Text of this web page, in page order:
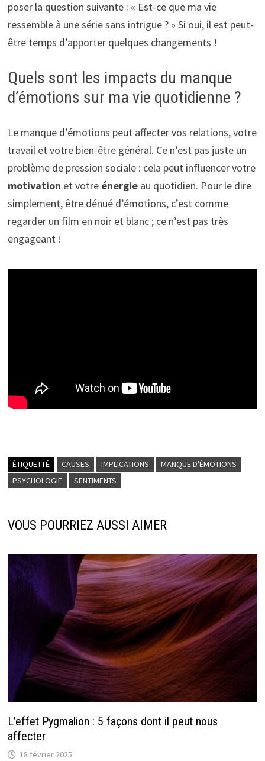
poser la question suivante : « Est-ce que ma vie
ressemble à une série sans intrigue ? » Si oui, il est peut-
être temps d’apporter quelques changements !
Quels sont les impacts du manque
d’émotions sur ma vie quotidienne ?
Le manque d’émotions peut affecter vos relations, votre
travail et votre bien-être général. Ce n’est pas juste un
problème de pression sociale : cela peut influencer votre
motivation et votre énergieau quotidien. Pour le dire
simplement, être dénué d’émotions, c’est comme
regarder un film en noir et blanc ; ce n’est pas très
engageant !
ÉTIQUETTÉ CAUSES IMPLICATIONS
MANQUE D'ÉMOTIONS
PSYCHOLOGIE
SENTIMENTS
VOUS POURRIEZ AUSSI AIMER
L’effet Pygmalion : 5 façons dont il peut nous
affecter
18 février 2025